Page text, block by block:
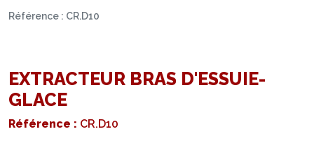
Référence : CR.D10
EXTRACTEUR BRAS D'ESSUIE-
GLACE
Référence : CR.D10